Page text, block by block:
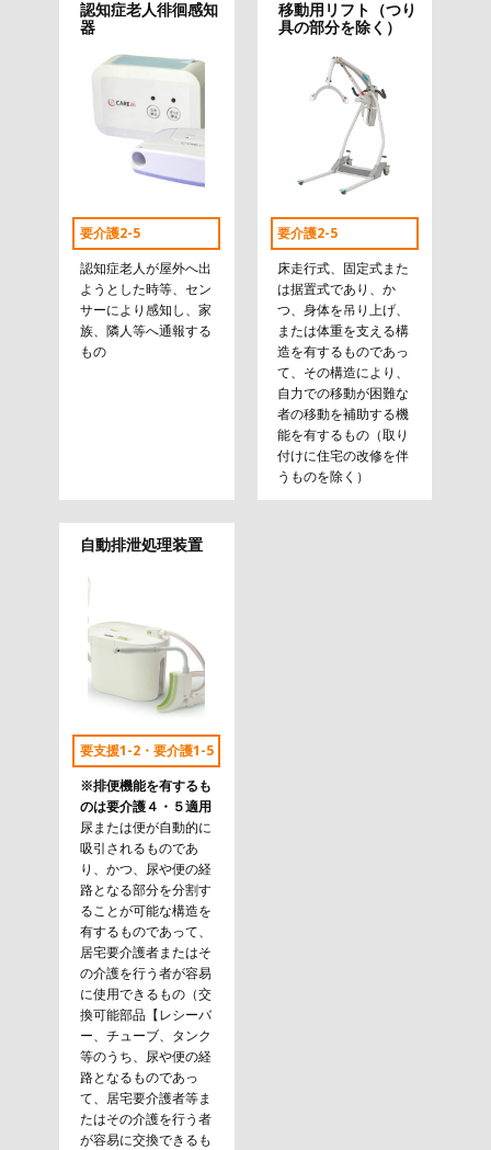
認知症老人徘徊感知
器
要介護2-5
認知症老人が屋外へ出
ようとした時等、セン
サーにより感知し、家
族、隣人等へ通報する
もの
移動用リフト（つり
具の部分を除く）
要介護2-5
床走行式、固定式また
は据置式であり、か
つ、身体を吊り上げ、
または体重を支える構
造を有するものであっ
て、その構造により、
自力での移動が困難な
者の移動を補助する機
能を有するもの（取り
付けに住宅の改修を伴
うものを除く）
自動排泄処理装置
要支援1-2・要介護1-5
※排便機能を有するも
のは要介護４・５適用
尿または便が自動的に
吸引されるものであ
り、かつ、尿や便の経
路となる部分を分割す
ることが可能な構造を
有するものであって、
居宅要介護者またはそ
の介護を行う者が容易
に使用できるもの（交
換可能部品【レシーバ
ー、チューブ、タンク
等のうち、尿や便の経
路となるものであっ
て、居宅要介護者等ま
たはその介護を行う者
が容易に交換できるも